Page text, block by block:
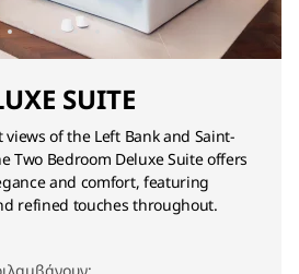
SUITE
of the Left Bank and Saint-
Two Bedroom Deluxe Suite offers
and comfort, featuring
refined touches throughout.